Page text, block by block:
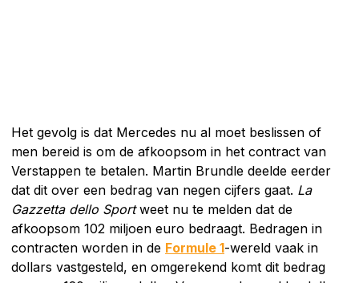
Het gevolg is dat Mercedes nu al moet beslissen of
men bereid is om de afkoopsom in het contract van
Verstappen te betalen. Martin Brundle deelde eerder
dat dit over een bedrag van negen cijfers gaat. La
Gazzetta dello Sportweet nu te melden dat de
afkoopsom 102 miljoen euro bedraagt. Bedragen in
contracten worden in de Formule 1-wereld vaak in
dollars vastgesteld, en omgerekend komt dit bedrag